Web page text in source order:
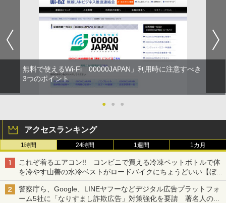
無料で使えるWi-Fi「00000JAPAN」利用時に注意すべき
3つのポイント
● ● ●
アクセスランキング
1時間 24時間 1週間 1カ月
これぞ着るエアコン!! コンビニで買える冷凍ペットボトルで体
を冷やす山善の水冷ベストがロードバイクにちょうどいい【ぼっ
ち・ざ・ろーど！その14】【空いた時間でなにしてる？】
警察庁ら、Google、LINEヤフーなどデジタル広告プラットフォ
ーム5社に「なりすまし詐欺広告」対策強化を要請 著名人の写